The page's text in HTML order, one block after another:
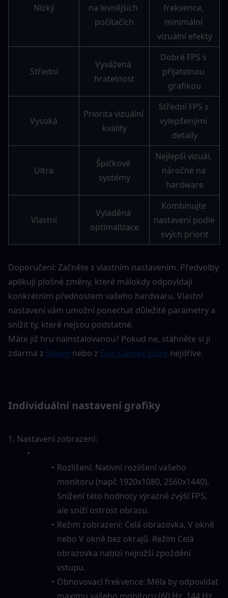
Nízký
na levnějších
počítačích
frekvence,
minimální
vizuální efekty
Střední
Vyvážená
hratelnost
Dobré FPS s
přijatelnou
grafikou
Vysoká
Priorita vizuální
kvality
Střední FPS s
vylepšenými
detaily
Ultra
Špičkové
systémy
Nejlepší vizuál,
náročné na
hardware
Vlastní
Vyladěná
optimalizace
Kombinujte
nastavení podle
svých priorit
Doporučení: Začněte s vlastním nastavením. Předvolby
aplikují plošné změny, které málokdy odpovídají
konkrétním přednostem vašeho hardwaru. Vlastní
nastavení vám umožní ponechat důležité parametry a
snížit ty, které nejsou podstatné.
Máte již hru nainstalovanou? Pokud ne, stáhněte si ji
zdarma z Steam nebo z Epic Games Store nejdříve.
Individuální nastavení grafiky
1. Nastavení zobrazení:
Rozlišení: Nativní rozlišení vašeho
monitoru (např. 1920x1080, 2560x1440).
Snížení této hodnoty výrazně zvýší FPS,
ale sníží ostrost obrazu.
Režim zobrazení: Celá obrazovka, V okně
nebo V okně bez okrajů. Režim Celá
obrazovka nabízí nejnižší zpoždění
vstupu.
Obnovovací frekvence: Měla by odpovídat